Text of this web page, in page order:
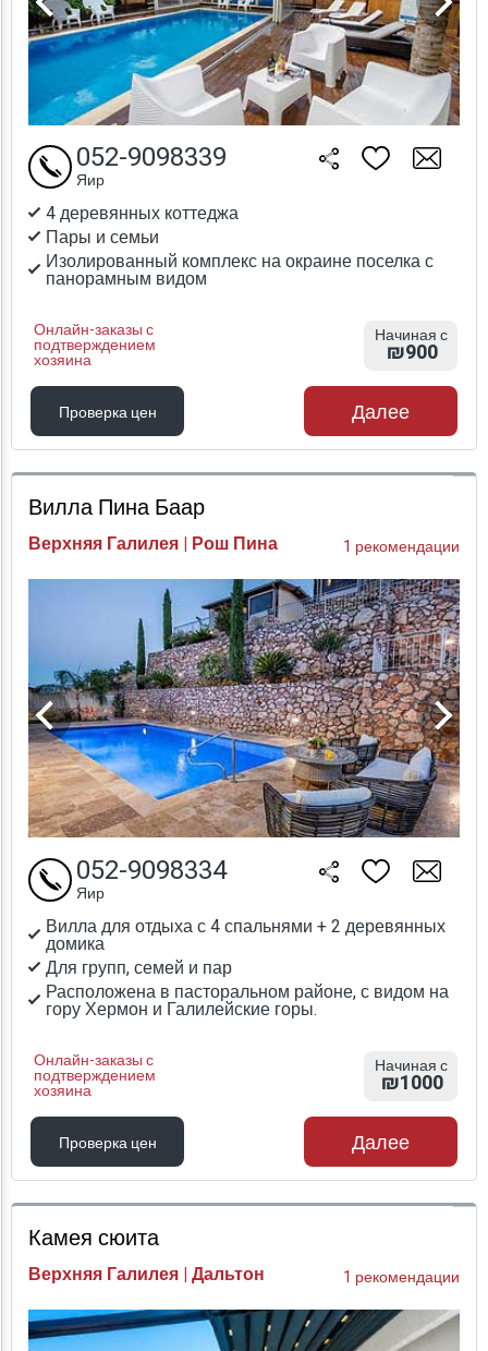
4 деревянных коттеджа
Пары и семьи
Изолированный комплекс на окраине поселка с
панорамным видом
Онлайн-заказы с
подтверждением
хозяина
052-9098339
Яир
Начиная с
₪900
Проверка цен
Проверка цен
Далее
Вилла Пина Баар
Верхняя Галилея | Рош Пина 1 рекомендации
Вилла для отдыха с 4 спальнями + 2 деревянных
домика
Для групп, семей и пар
Расположена в пасторальном районе, с видом на
гору Хермон и Галилейские горы.
Онлайн-заказы с
подтверждением
хозяина
052-9098334
Яир
Начиная с
₪1000
Проверка цен
Проверка цен
Далее
Камея сюита
Верхняя Галилея | Дальтон 1 рекомендации